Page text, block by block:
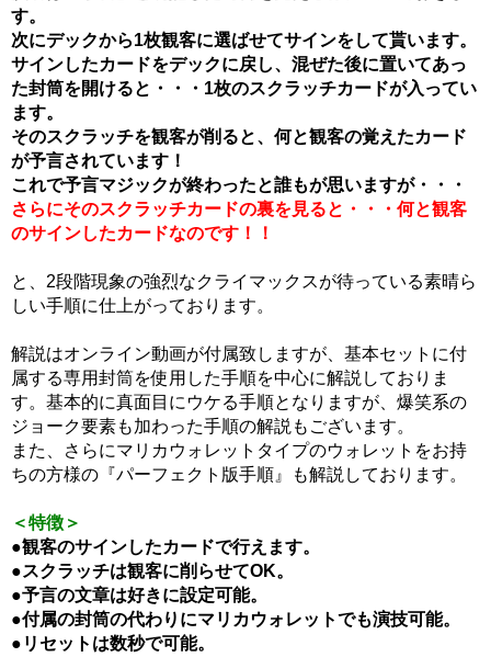
す。
次にデックから1枚観客に選ばせてサインをして貰います。
サインしたカードをデックに戻し、混ぜた後に置いてあっ
た封筒を開けると・・・1枚のスクラッチカードが入ってい
ます。
そのスクラッチを観客が削ると、何と観客の覚えたカード
が予言されています！
これで予言マジックが終わったと誰もが思いますが・・・
さらにそのスクラッチカードの裏を見ると・・・何と観客
のサインしたカードなのです！！
と、2段階現象の強烈なクライマックスが待っている素晴ら
しい手順に仕上がっております。
解説はオンライン動画が付属致しますが、基本セットに付
属する専用封筒を使用した手順を中心に解説しておりま
す。基本的に真面目にウケる手順となりますが、爆笑系の
ジョーク要素も加わった手順の解説もございます。
また、さらにマリカウォレットタイプのウォレットをお持
ちの方様の『パーフェクト版手順』も解説しております。
＜特徴＞
●観客のサインしたカードで行えます。
●スクラッチは観客に削らせてOK。
●予言の文章は好きに設定可能。
●付属の封筒の代わりにマリカウォレットでも演技可能。
●リセットは数秒で可能。